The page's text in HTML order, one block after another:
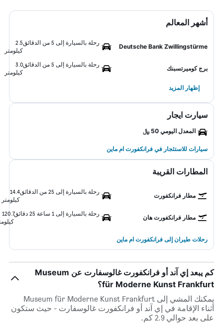
أشهر المعالم
Deutsche Bank Zwillingstürme
رحلة بالسيارة إلى 5 من الدقائق
2.5
كيلومتر
برج كوميرتسبنك
رحلة بالسيارة إلى 5 من الدقائق
3.0
كيلومتر
إظهار المزيد
سيارت ايجار
المعدل اليومي 50 ﷼
سيارات للاستئجار في فرانكفورت ام ماين
المطارات القريبة
مطار فرانكفورت
رحلة بالسيارة إلى 25 من الدقائق
14.4
كيلومتر
مطار فرانكفورت هان
رحلة بالسيارة إلى 1 ساعة 25 دقائق
120.7
رحلات طيران إلى فرانكفورت ام ماين
كم يبعد إي آند أو فرانكفورت غالوسفارت عن Museum
für Moderne Kunst Frankfurt؟
يمكنك المشي إلى Museum für Moderne Kunst Frankfurt
أثناء الإقامة في إي آند أو فرانكفورت غالوسفارت - حيث ستكون
على بعد حوالي 2.9 كم.